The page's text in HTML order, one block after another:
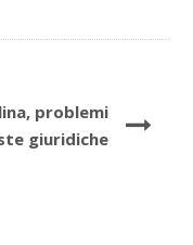
problemi
giuridiche